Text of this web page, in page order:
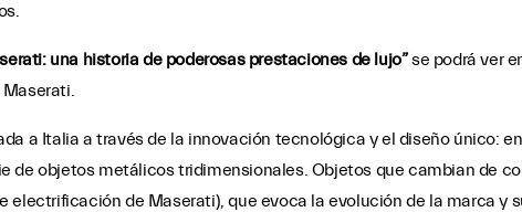
una historia de poderosas prestaciones de lujo”se podrá ver
a Italia a través de la innovación tecnológica y el diseño único:
de objetos metálicos tridimensionales. Objetos que cambian de
electrificación de Maserati), que evoca la evolución de la marca y